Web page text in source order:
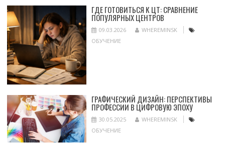
ГДЕ ГОТОВИТЬСЯ К ЦТ: СРАВНЕНИЕ
ПОПУЛЯРНЫХ ЦЕНТРОВ
09.03.2026
WHEREMINSK
ОБУЧЕНИЕ
ГРАФИЧЕСКИЙ ДИЗАЙН: ПЕРСПЕКТИВЫ
ПРОФЕССИИ В ЦИФРОВУЮ ЭПОХУ
30.05.2025
WHEREMINSK
ОБУЧЕНИЕ